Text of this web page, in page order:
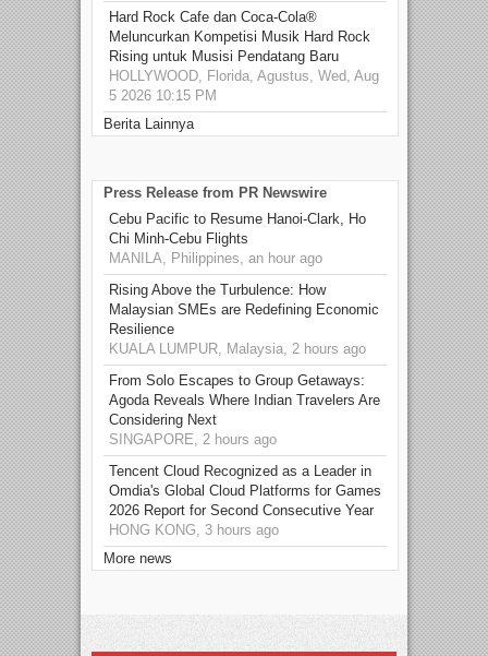
Hard Rock Cafe dan Coca-Cola®
Meluncurkan Kompetisi Musik Hard Rock
Rising untuk Musisi Pendatang Baru
HOLLYWOOD, Florida, Agustus, Wed, Aug
5 2026 10:15 PM
Berita Lainnya
Press Release from PR Newswire
Cebu Pacific to Resume Hanoi-Clark, Ho
Chi Minh-Cebu Flights
MANILA, Philippines, an hour ago
Rising Above the Turbulence: How
Malaysian SMEs are Redefining Economic
Resilience
KUALA LUMPUR, Malaysia, 2 hours ago
From Solo Escapes to Group Getaways:
Agoda Reveals Where Indian Travelers Are
Considering Next
SINGAPORE, 2 hours ago
Tencent Cloud Recognized as a Leader in
Omdia's Global Cloud Platforms for Games
2026 Report for Second Consecutive Year
HONG KONG, 3 hours ago
More news